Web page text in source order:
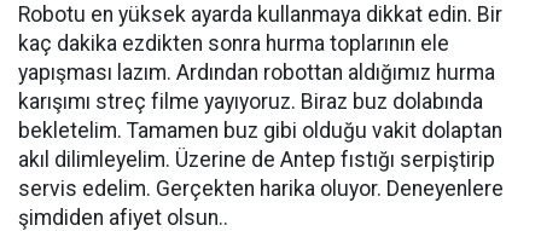
Robotu en yüksek ayarda kullanmaya dikkat edin. Bir
kaç dakika ezdikten sonra hurma toplarının ele
yapışması lazım. Ardından robottan aldığımız hurma
karışımı streç filme yayıyoruz. Biraz buz dolabında
bekletelim. Tamamen buz gibi olduğu vakit dolaptan
akıl dilimleyelim. Üzerine de Antep fıstığı serpiştirip
servis edelim. Gerçekten harika oluyor. Deneyenlere
şimdiden afiyet olsun..